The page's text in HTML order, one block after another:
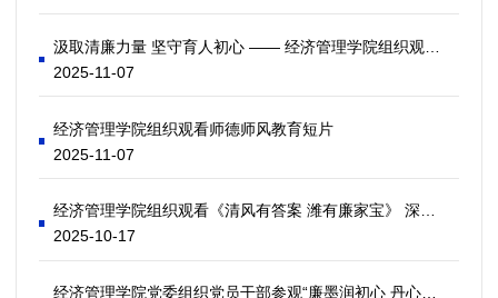
2025-11-07
经济管理学院组织观看师德师风教育短片
2025-11-07
经济管理学院组织观看《清风有答案 潍有廉家宝》 深化“一院一廉”建设
2025-10-17